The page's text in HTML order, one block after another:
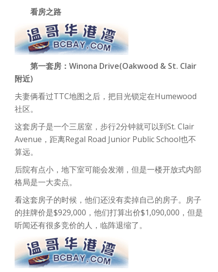
看房之路
第一套房：Winona Drive(Oakwood & St. Clair
附近)
夫妻俩看过TTC地图之后，把目光锁定在Humewood
社区。
这套房子是一个三居室，步行2分钟就可以到St. Clair
Avenue，距离Regal Road Junior Public School也不
算远。
后院有点小，地下室可能会发潮，但是一楼开放式内部
格局是一大卖点。
看这套房子的时候，他们还没有卖掉自己的房子。房子
的挂牌价是$929,000，他们打算出价$1,090,000，但是
听闻还有很多竞价的人，临阵退缩了。